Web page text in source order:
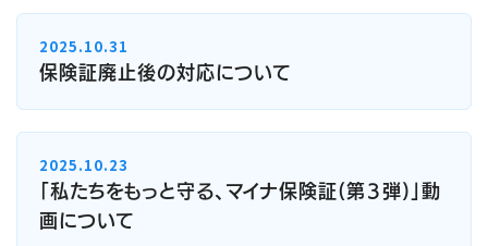
2025.10.31
保険証廃止後の対応について
2025.10.23
「私たちをもっと守る、マイナ保険証(第３弾)」動
画について